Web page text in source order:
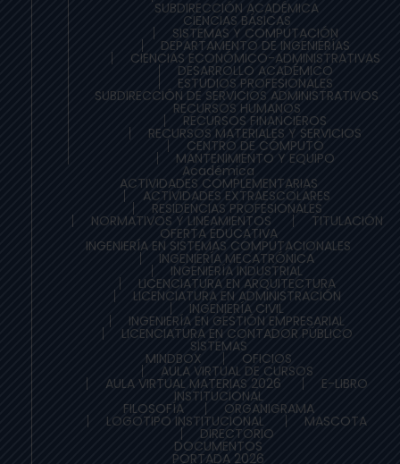
SUBDIRECCIÓN ACADÉMICA
CIENCIAS BÁSICAS
SISTEMAS Y COMPUTACIÓN
DEPARTAMENTO DE INGENIERÍAS
CIENCIAS ECONÓMICO-ADMINISTRATIVAS
DESARROLLO ACADÉMICO
ESTUDIOS PROFESIONALES
SUBDIRECCIÓN DE SERVICIOS ADMINISTRATIVOS
RECURSOS HUMANOS
RECURSOS FINANCIEROS
RECURSOS MATERIALES Y SERVICIOS
CENTRO DE CÓMPUTO
MANTENIMIENTO Y EQUIPO
Académica
ACTIVIDADES COMPLEMENTARIAS
ACTIVIDADES EXTRAESCOLARES
RESIDENCIAS PROFESIONALES
NORMATIVOS Y LINEAMIENTOS TITULACIÓN
OFERTA EDUCATIVA
INGENIERÍA EN SISTEMAS COMPUTACIONALES
INGENIERÍA MECATRÓNICA
INGENIERÍA INDUSTRIAL
LICENCIATURA EN ARQUITECTURA
LICENCIATURA EN ADMINISTRACIÓN
INGENIERÍA CIVIL
INGENIERÍA EN GESTIÓN EMPRESARIAL
LICENCIATURA EN CONTADOR PÚBLICO
SISTEMAS
MINDBOX OFICIOS
AULA VIRTUAL DE CURSOS
AULA VIRTUAL MATERIAS 2026 E-LIBRO
INSTITUCIONAL
FILOSOFÍA ORGANIGRAMA
LOGOTIPO INSTITUCIONAL MASCOTA
DIRECTORIO
DOCUMENTOS
PORTADA 2026